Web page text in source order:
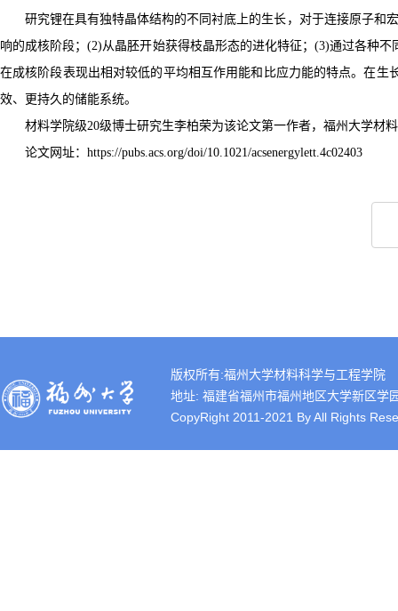
研究锂在具有独特晶体结构的不同衬底上的生长，对于连接原子和
响的成核阶段；(2) 从晶胚开始获得枝晶形态的进化特征；(3)通过各种不
在成核阶段表现出相对较低的平均相互作用能和比应力能的特点。在
效、更持久的储能系统。
材料学院级20级博士研究生李柏荣为该论文第一作者，福州大学材
论文网址： https://pubs.acs.org/doi/10.1021/acsenergylett.4c02403
版权所有:福州大学材料科学与工程学院
地址: 福建省福州市福州地区大学新区
CopyRight 2011-2021 By All Rights